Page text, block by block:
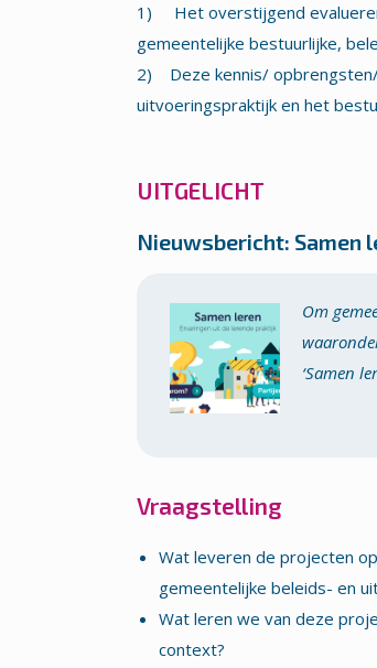
1) Het overstijgend
gemeentelijke bestuurlijke,
2) Deze kennis/ opbrengsten/
uitvoeringspraktijk en het
UITGELICHT
Nieuwsbericht: Samen
Om
‘Samen
Vraagstelling
Wat leveren de projecten
gemeentelijke beleids- en
Wat leren we van deze
context?